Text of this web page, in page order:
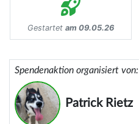
Gestartet am 09.05.26
Spendenaktion organisiert von:
Patrick Rietz